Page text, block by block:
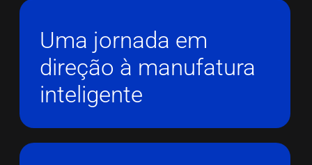
Uma jornada em
direção à manufatura
inteligente